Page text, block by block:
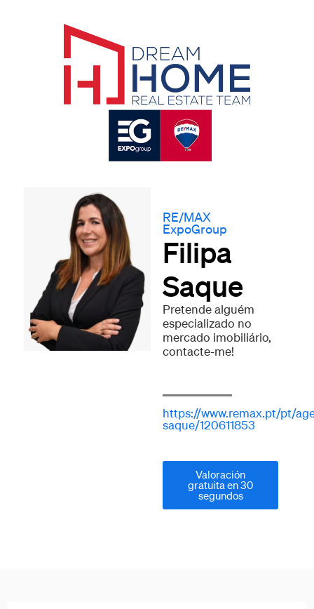
RE/MAX
ExpoGroup
Filipa
Saque
Pretende alguém
especializado no
mercado imobiliário,
contacte-me!
https://www.remax.pt/pt/
saque/120611853
Valoración
gratuita en 30
segundos